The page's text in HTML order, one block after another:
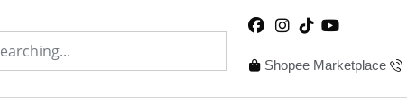
Shopee Marketplace